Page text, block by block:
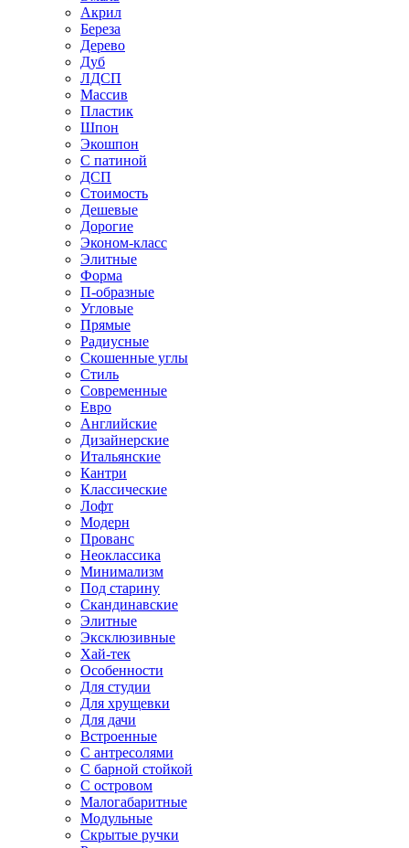
Акрил
Береза
Дерево
Дуб
ЛДСП
Массив
Пластик
Шпон
Экошпон
С патиной
ДСП
Стоимость
Дешевые
Дорогие
Эконом-класс
Элитные
Форма
П-образные
Угловые
Прямые
Радиусные
Скошенные углы
Стиль
Современные
Евро
Английские
Дизайнерские
Итальянские
Кантри
Классические
Лофт
Модерн
Прованс
Неоклассика
Минимализм
Под старину
Скандинавские
Элитные
Эксклюзивные
Хай-тек
Особенности
Для студии
Для хрущевки
Для дачи
Встроенные
С антресолями
С барной стойкой
С островом
Малогабаритные
Модульные
Скрытые ручки